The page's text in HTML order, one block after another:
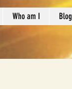
Who am I Blog